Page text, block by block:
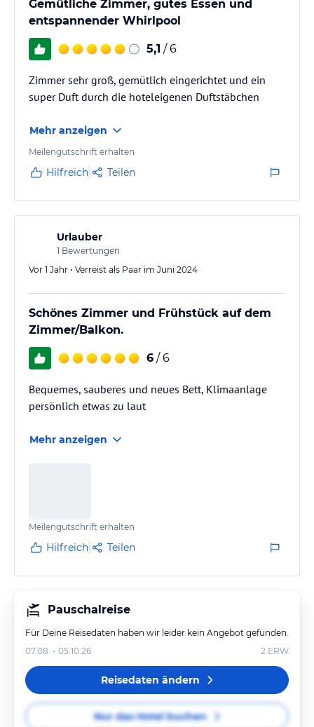
Gemütliche Zimmer, gutes Essen und
entspannender Whirlpool
5,1 / 6
Zimmer sehr groß, gemütlich eingerichtet und ein
super Duft durch die hoteleigenen Duftstäbchen
Mehr anzeigen
Meilengutschrift erhalten
Hilfreich Teilen
Urlauber
1 Bewertungen
Vor 1 Jahr • Verreist als Paar im Juni 2024
Schönes Zimmer und Frühstück auf dem
Zimmer/Balkon.
6 / 6
Bequemes, sauberes und neues Bett, Klimaanlage
persönlich etwas zu laut
Mehr anzeigen
Meilengutschrift erhalten
Hilfreich Teilen
Pauschalreise
Für Deine Reisedaten haben wir leider kein Angebot gefunden.
07.08. - 05.10.26
2 ERW
Reisedaten ändern
Nur das Hotel buchen